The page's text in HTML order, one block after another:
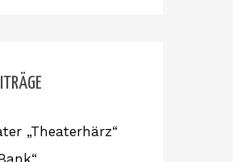
„Theaterhärz“